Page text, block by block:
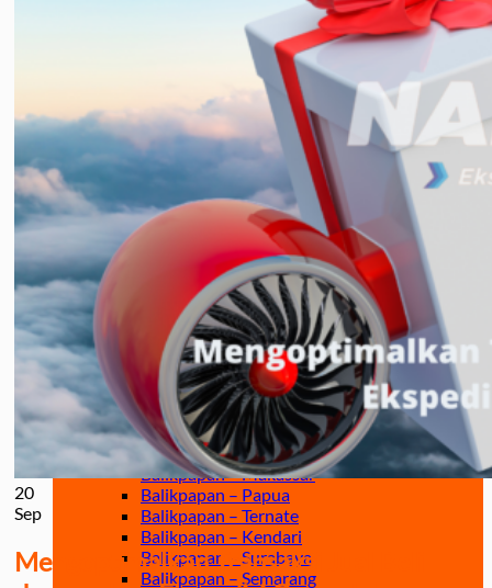
Jakarta – Samarinda
Makassar – Balikpapan
Makassar – Samarinda
Makassar – Ambon
Makassar – Halmahera Tengah
Makassar – Manado
Makassar – Ternate
Makassar – Biak
Makassar – Timika
Makassar – Fakfak
Makassar – Tual
Makassar – Jayapura
Makassar – Kaimana
Makassar – Sorong
Makassar – Manokwari
Makassar – Merauke
Makassar – Nabire
Makassar – Papua
Makassar – Serui
Balikpapan
Balikpapan – Makassar
Balikpapan – Papua
Balikpapan – Ternate
Balikpapan – Kendari
Balikpapan – Surabaya
Balikpapan – Semarang
20
Sep
Mengoptimalkan Transaksi Jual Beli